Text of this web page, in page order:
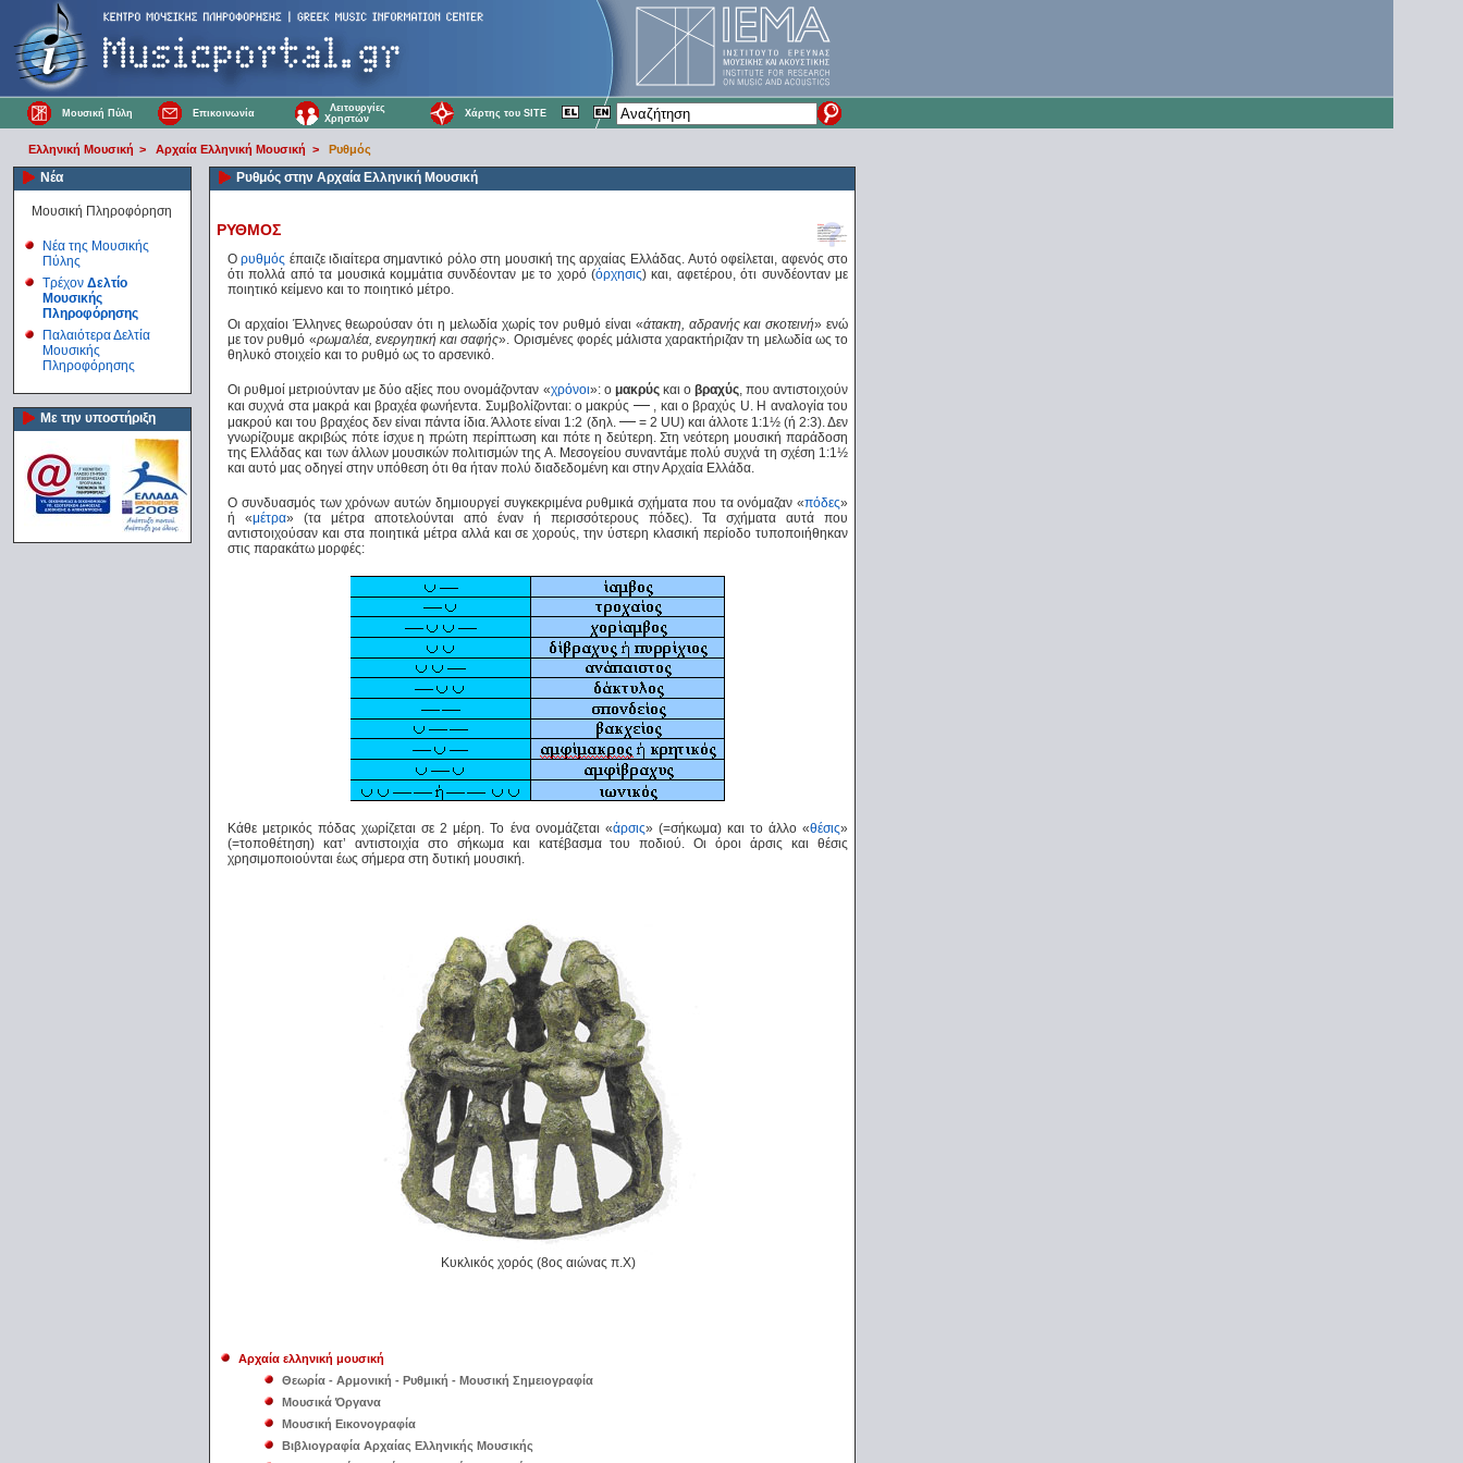
Μουσική Πύλη Επικοινωνία
Λειτουργίες
Χρηστών
Χάρτης του SITE
Ελληνική Μουσική > Αρχαία Ελληνική Μουσική > Ρυθμός
Νέα
Μουσική Πληροφόρηση
Νέα της Μουσικής
Πύλης
Τρέχον Δελτίο
Μουσικής
Πληροφόρησης
Παλαιότερα Δελτία
Μουσικής
Πληροφόρησης
Με την υποστήριξη
Ρυθμός στην Αρχαία Ελληνική Μουσική
ΡΥΘΜΟΣ
Ορυθμός έπαιζε ιδιαίτερα σημαντικό ρόλο στη μουσική της αρχαίας Ελλάδας. Aυτό οφείλεται, αφενός στο
ότι πολλά από τα μουσικά κομμάτια συνδέονταν με το χορό (όρχησις) και, αφετέρου, ότι συνδέονταν με
ποιητικό κείμενο και το ποιητικό μέτρο.
Οι αρχαίοι Έλληνες θεωρούσαν ότι η μελωδία χωρίς τον ρυθμό είναι «άτακτη, αδρανής και σκοτεινή» ενώ
με τον ρυθμό «ρωμαλέα, ενεργητική και σαφής». Ορισμένες φορές μάλιστα χαρακτήριζαν τη μελωδία ως το
θηλυκό στοιχείο και το ρυθμό ως το αρσενικό.
Οι ρυθμοί μετριούνταν με δύο αξίες που ονομάζονταν «χρόνοι»: ο μακρύς και ο βραχύς, που αντιστοιχούν
και συχνά στα μακρά και βραχέα φωνήεντα. Συμβολίζονται: ο μακρύς —, και ο βραχύς U. Η αναλογία του
μακρού και του βραχέος δεν είναι πάντα ίδια. Άλλοτε είναι 1:2 (δηλ. —= 2 UU) και άλλοτε 1:1½ (ή 2:3). Δεν
γνωρίζουμε ακριβώς πότε ίσχυε η πρώτη περίπτωση και πότε η δεύτερη. Στη νεότερη μουσική παράδοση
της Ελλάδας και των άλλων μουσικών πολιτισμών της Α. Μεσογείου συναντάμε πολύ συχνά τη σχέση 1:1½
και αυτό μας οδηγεί στην υπόθεση ότι θα ήταν πολύ διαδεδομένη και στην Αρχαία Ελλάδα.
Ο συνδυασμός των χρόνων αυτών δημιουργεί συγκεκριμένα ρυθμικά σχήματα που τα ονόμαζαν «πόδες»
ή «μέτρα» (τα μέτρα αποτελούνται από έναν ή περισσότερους πόδες). Τα σχήματα αυτά που
αντιστοιχούσαν και στα ποιητικά μέτρα αλλά και σε χορούς, την ύστερη κλασική περίοδο τυποποιήθηκαν
στις παρακάτω μορφές:
Κάθε μετρικός πόδας χωρίζεται σε 2 μέρη. Το ένα ονομάζεται «άρσις» (=σήκωμα) και το άλλο «θέσις»
(=τοποθέτηση) κατ’ αντιστοιχία στο σήκωμα και κατέβασμα του ποδιού. Οι όροι άρσις και θέσις
χρησιμοποιούνται έως σήμερα στη δυτική μουσική.
Κυκλικός χορός (8ος αιώνας π.Χ)
Αρχαία ελληνική μουσική
Θεωρία - Αρμονική - Ρυθμική - Μουσική Σημειογραφία
Μουσικά Όργανα
Μουσική Εικονογραφία
Βιβλιογραφία Αρχαίας Ελληνικής Μουσικής